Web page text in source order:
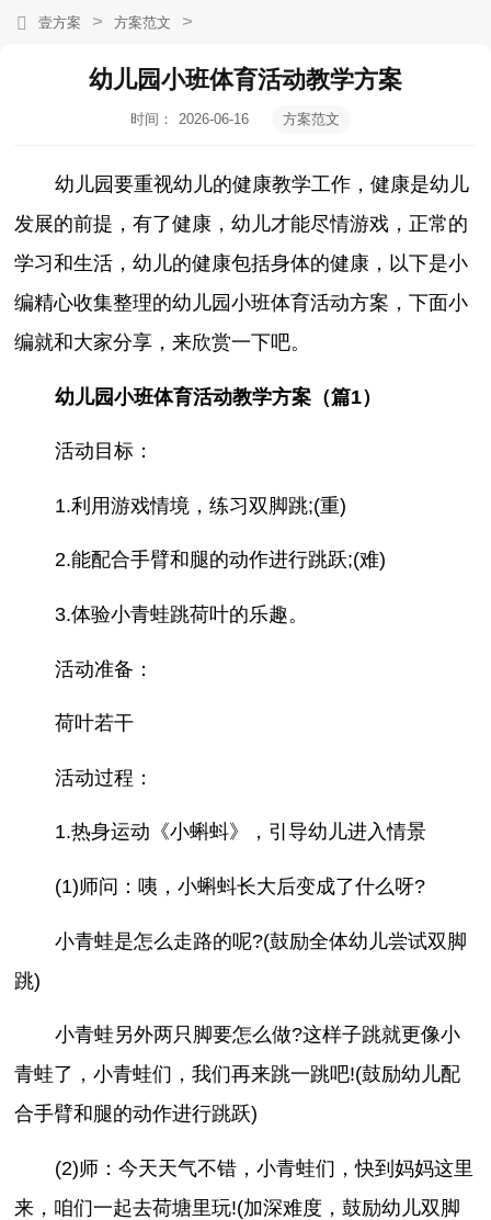
壹方案 > 方案范文 >
幼儿园小班体育活动教学方案
时间：
2026-06-16
方案范文
幼儿园要重视幼儿的健康教学工作，健康是幼儿
发展的前提，有了健康，幼儿才能尽情游戏，正常的
学习和生活，幼儿的健康包括身体的健康，以下是小
编精心收集整理的幼儿园小班体育活动方案，下面小
编就和大家分享，来欣赏一下吧。
幼儿园小班体育活动教学方案（篇1）
活动目标：
1.利用游戏情境，练习双脚跳;(重)
2.能配合手臂和腿的动作进行跳跃;(难)
3.体验小青蛙跳荷叶的乐趣。
活动准备：
荷叶若干
活动过程：
1.热身运动《小蝌蚪》，引导幼儿进入情景
(1)师问：咦，小蝌蚪长大后变成了什么呀?
小青蛙是怎么走路的呢?(鼓励全体幼儿尝试双脚
跳)
小青蛙另外两只脚要怎么做?这样子跳就更像小
青蛙了，小青蛙们，我们再来跳一跳吧!(鼓励幼儿配
合手臂和腿的动作进行跳跃)
(2)师：今天天气不错，小青蛙们，快到妈妈这里
来，咱们一起去荷塘里玩!(加深难度，鼓励幼儿双脚